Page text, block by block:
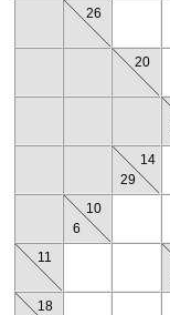
26
20
14
29
10
6
11
18